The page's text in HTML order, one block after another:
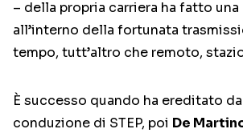
– della propria carriera ha fatto una
all’interno della fortunata
tempo, tutt’altro che remoto,
È successo quando ha ereditato
conduzione di STEP, poi De